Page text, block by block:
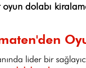
dolabı
lider bir